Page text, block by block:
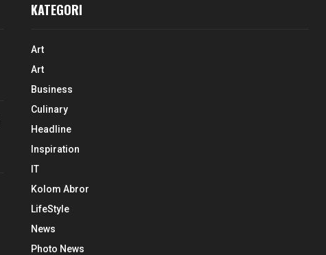
KATEGORI
Art
Art
Business
Culinary
Headline
Inspiration
IT
Kolom Abror
LifeStyle
News
Photo News